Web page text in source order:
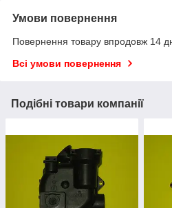
Умови повернення
Повернення товару впродовж 14
Всі умови повернення
Подібні товари компанії